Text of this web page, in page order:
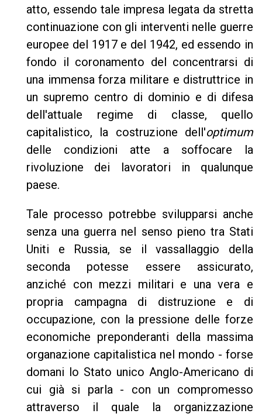
atto, essendo tale impresa legata da stretta
continuazione con gli interventi nelle guerre
europee del 1917 e del 1942, ed essendo in
fondo il coronamento del concentrarsi di
una immensa forza militare e distruttrice in
un supremo centro di dominio e di difesa
dell'attuale regime di classe, quello
capitalistico, la costruzione dell'optimum
delle condizioni atte a soffocare la
rivoluzione dei lavoratori in qualunque
paese.
Tale processo potrebbe svilupparsi anche
senza una guerra nel senso pieno tra Stati
Uniti e Russia, se il vassallaggio della
seconda potesse essere assicurato,
anziché con mezzi militari e una vera e
propria campagna di distruzione e di
occupazione, con la pressione delle forze
economiche preponderanti della massima
organazione capitalistica nel mondo - forse
domani lo Stato unico Anglo-Americano di
cui già si parla - con un compromesso
attraverso il quale la organizzazione